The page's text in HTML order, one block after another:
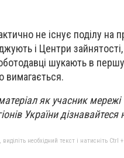
не існує поділу на
і Центри
шукають в
вимагається.
як учасник
України
необхідний текст і натисніть Ctrl